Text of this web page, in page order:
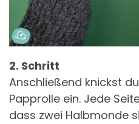
2. Schritt
Anschließend knickst
Papprolle ein. Jede
dass zwei Halbmonde